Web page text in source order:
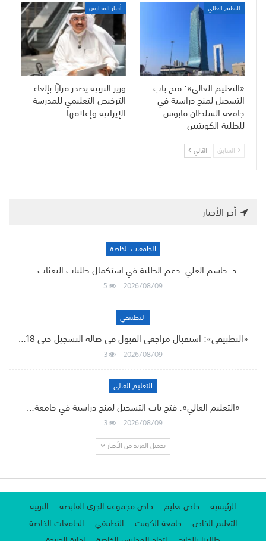
التعليم العالي
«التعليم العالي»: فتح باب
التسجيل لمنح دراسية في
جامعة السلطان قابوس
للطلبة الكويتيين
أخبار المدارس
وزير التربية يصدر قرارًا بإلغاء
الترخيص التعليمي للمدرسة
الإيرانية وإغلاقها
السابق التالي
أخر الأخبار
الجامعات الخاصة
د. جاسم العلي: دعم الطلبة في استكمال طلبات البعثات…
2026/08/09
5
التطبيقي
«التطبيقي»: استقبال مراجعي القبول في صالة التسجيل حتى 18…
2026/08/09
3
التعليم العالي
«التعليم العالي»: فتح باب التسجيل لمنح دراسية في جامعة…
2026/08/09
3
تحميل المزيد من الأخبار
الرئيسية خاص تعليم خاص مجموعة الجري القابضة
التربية
التعليم الخاص
جامعة الكويت التطبيقي
الجامعات الخاصة